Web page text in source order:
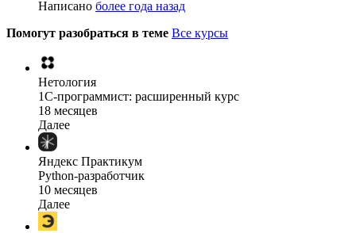
Написано более года назад
Помогут разобраться в теме Все курсы
Нетология
1C-программист: расширенный курс
18 месяцев
Далее
Яндекс Практикум
Python-разработчик
10 месяцев
Далее